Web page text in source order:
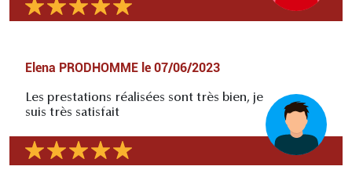
Elena PRODHOMME le 07/06/2023
Les prestations réalisées sont très bien, je
suis très satisfait